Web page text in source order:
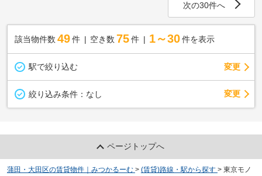
次の30件へ
該当物件数 49件 空き数 75 件 1～30 件を表示
駅で絞り込む 変更
絞り込み条件： なし 変更
ページトップへ
蒲田・大田区の賃貸物件｜みつかるーむ > (賃貸)路線・駅から探す > 東京モノ